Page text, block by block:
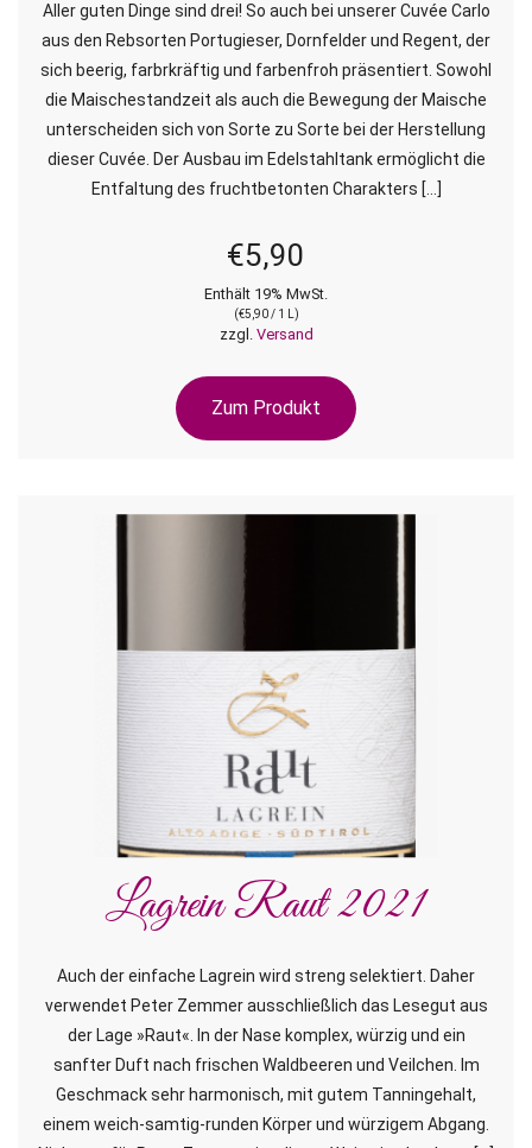
Aller guten Dinge sind drei! So auch bei unserer Cuvée Carlo
aus den Rebsorten Portugieser, Dornfelder und Regent, der
sich beerig, farbrkräftig und farbenfroh präsentiert. Sowohl
die Maischestandzeit als auch die Bewegung der Maische
unterscheiden sich von Sorte zu Sorte bei der Herstellung
dieser Cuvée. Der Ausbau im Edelstahltank ermöglicht die
Entfaltung des fruchtbetonten Charakters […]
€5,90
Enthält 19% MwSt.
(€5,90/ 1 L)
zzgl. Versand
Zum Produkt
Lagrein Raut 2021
Auch der einfache Lagrein wird streng selektiert. Daher
verwendet Peter Zemmer ausschließlich das Lesegut aus
der Lage »Raut«. In der Nase komplex, würzig und ein
sanfter Duft nach frischen Waldbeeren und Veilchen. Im
Geschmack sehr harmonisch, mit gutem Tanningehalt,
einem weich-samtig-runden Körper und würzigem Abgang.